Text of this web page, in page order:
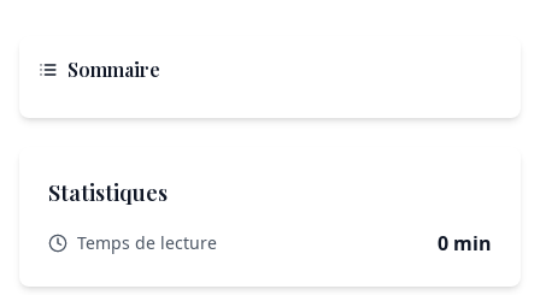
Sommaire
Statistiques
Temps de lecture 0 min